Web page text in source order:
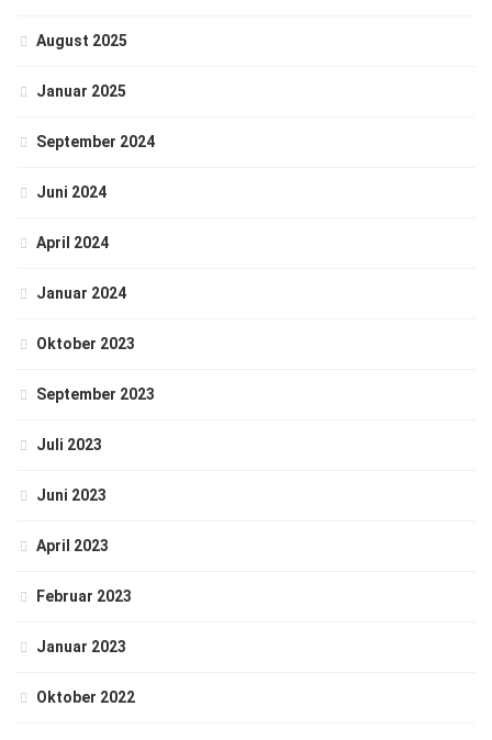
August 2025
Januar 2025
September 2024
Juni 2024
April 2024
Januar 2024
Oktober 2023
September 2023
Juli 2023
Juni 2023
April 2023
Februar 2023
Januar 2023
Oktober 2022